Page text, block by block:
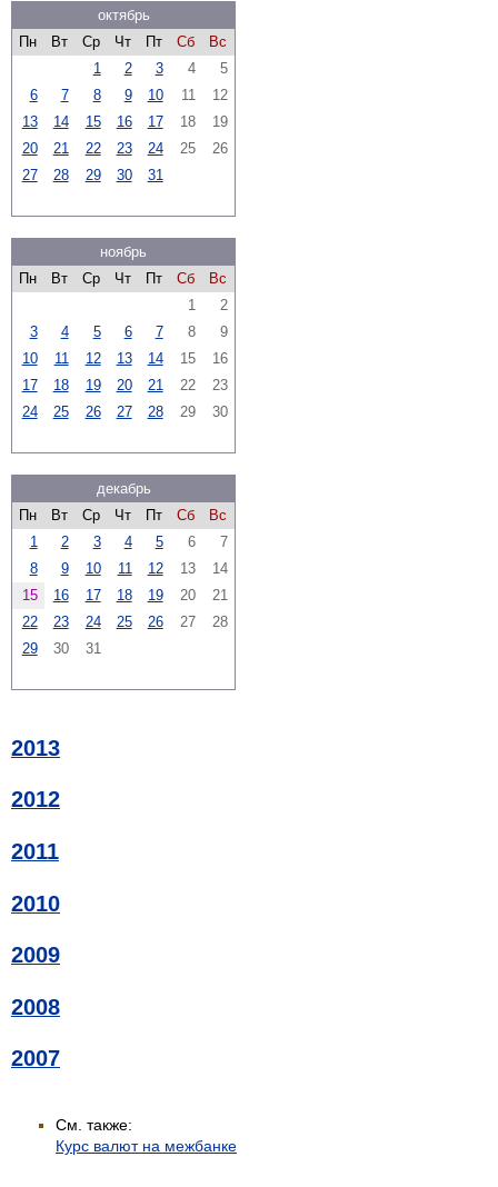
октябрь
Пн
Вт Ср Чт Пт Сб
Вс
1
2 3 4
5
6
7 8 9 10 11
12
13
14 15 16 17 18
19
20
21 22 23 24 25
26
27
28 29 30 31
ноябрь
Пн
Вт Ср Чт Пт Сб
Вс
1
2
3
4 5 6 7 8
9
10
11 12 13 14 15
16
17
18 19 20 21 22
23
24
25 26 27 28 29 30
декабрь
Пн
Вт Ср Чт Пт Сб
Вс
1
2 3 4 5 6
7
8
9 10 11 12 13
14
15
16 17 18 19 20
21
22
23 24 25 26 27
28
29
30 31
2013
2012
2011
2010
2009
2008
2007
См. также:
Курс валют на межбанке